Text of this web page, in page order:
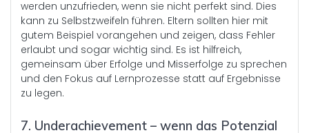
werden unzufrieden, wenn sie nicht perfekt sind. Dies
kann zu Selbstzweifeln führen. Eltern sollten hier mit
gutem Beispiel vorangehen und zeigen, dass Fehler
erlaubt und sogar wichtig sind. Es ist hilfreich,
gemeinsam über Erfolge und Misserfolge zu sprechen
und den Fokus auf Lernprozesse statt auf Ergebnisse
zu legen.
7. Underachievement – wenn das Potenzial